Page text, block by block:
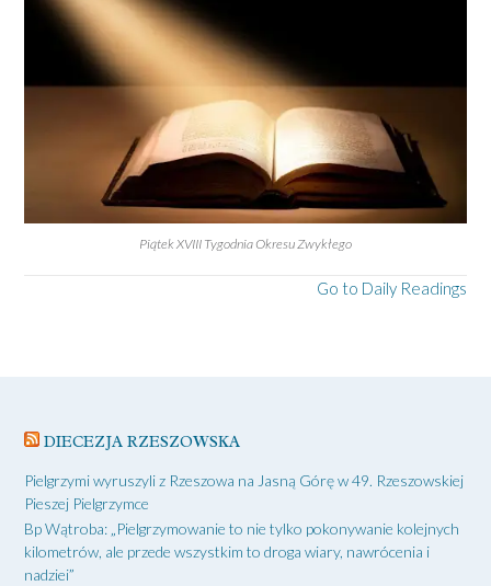
Piątek XVIII Tygodnia Okresu Zwykłego
Go to Daily Readings
DIECEZJA RZESZOWSKA
Pielgrzymi wyruszyli z Rzeszowa na Jasną Górę w 49. Rzeszowskiej
Pieszej Pielgrzymce
Bp Wątroba: „Pielgrzymowanie to nie tylko pokonywanie kolejnych
kilometrów, ale przede wszystkim to droga wiary, nawrócenia i
nadziei”